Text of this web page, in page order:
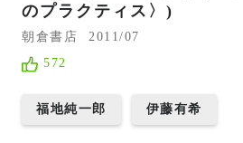
のプラクティス〉)
朝倉書店
2011/07
572
福地純一郎 伊藤有希